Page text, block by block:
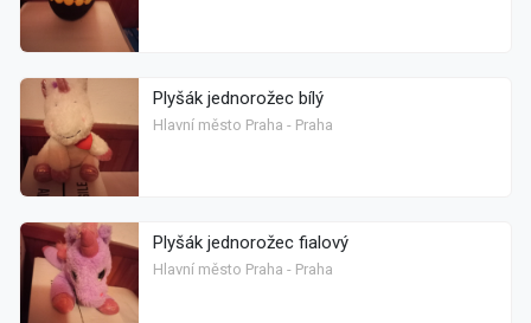
Plyšák jednorožec bílý
Hlavní město Praha - Praha
Plyšák jednorožec fialový
Hlavní město Praha - Praha